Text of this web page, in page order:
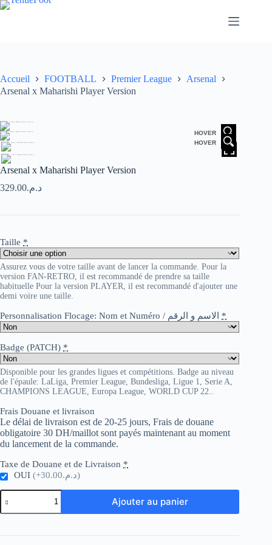
Passer
Accueil FOOTBALL Premier League
Arsenal
Arsenal x Maharishi Player Version
HOVER
HOVER
Arsenal x Maharishi Player Version
د.م.329.00
Taille *
Assurez vous de votre taille avant de lancer la commande. Pour la
version FAN-RETRO, il est recommandé de prendre sa taille
habituelle Pour la version PLAYER, il est recommandé d'ajouter une
demi voire une taille.
Personnalisation Flocage: Nom et Numéro / الاسم و الرقم *
Badge (PATCH) *
Disponible pour les grandes ligues et compétitions. Badge au niveau
de l'épaule: LaLiga, Premier League, Bundesliga, Ligue 1, Serie A,
CHAMPIONS LEAGUE, Europa League, WORLD CUP 22..
Frais Douane et livraison
Le délai de livraison est de 20-25 jours, Frais de douane
obligatoire 30 DH/maillot sont payés maintenant au moment
du lancement de la commande.
Taxe de Douane et de Livraison *
OUI
(+د.م.30.00)
quantité
de
Arsenal
Maharishi
Ajouter au panier